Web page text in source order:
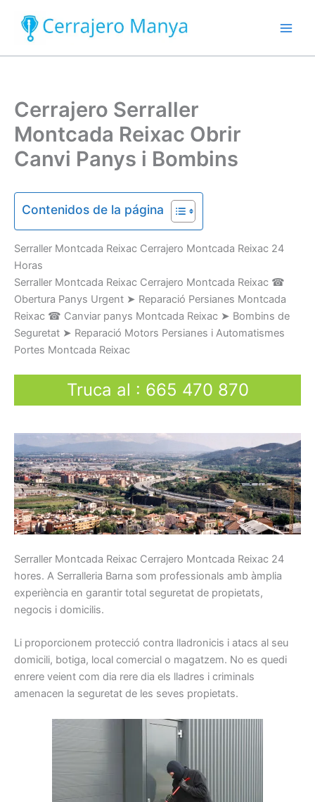
contenido
Cerrajero Serraller
Montcada Reixac Obrir
Canvi Panys i Bombins
Contenidos de la página
Serraller Montcada Reixac Cerrajero Montcada Reixac 24
Horas
Serraller Montcada Reixac Cerrajero Montcada Reixac ☎
Obertura Panys Urgent ➤ Reparació Persianes Montcada
Reixac ☎ Canviar panys Montcada Reixac ➤ Bombins de
Seguretat ➤ Reparació Motors Persianes i Automatismes
Portes Montcada Reixac
Truca al : 665 470 870
Serraller Montcada Reixac Cerrajero Montcada Reixac 24
hores. A Serralleria Barna som professionals amb àmplia
experiència en garantir total seguretat de propietats,
negocis i domicilis.
Li proporcionem protecció contra lladronicis i atacs al seu
domicili, botiga, local comercial o magatzem. No es quedi
enrere veient com dia rere dia els lladres i criminals
amenacen la seguretat de les seves propietats.